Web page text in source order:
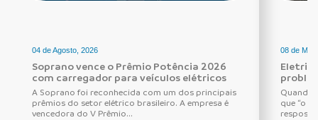
04 de Agosto, 2026
Soprano vence o Prêmio Potência 2026
com carregador para veículos elétricos
A Soprano foi reconhecida com um dos principais
prêmios do setor elétrico brasileiro. A empresa é
vencedora do V Prêmio...
08 de
Quando
que “o
resposta